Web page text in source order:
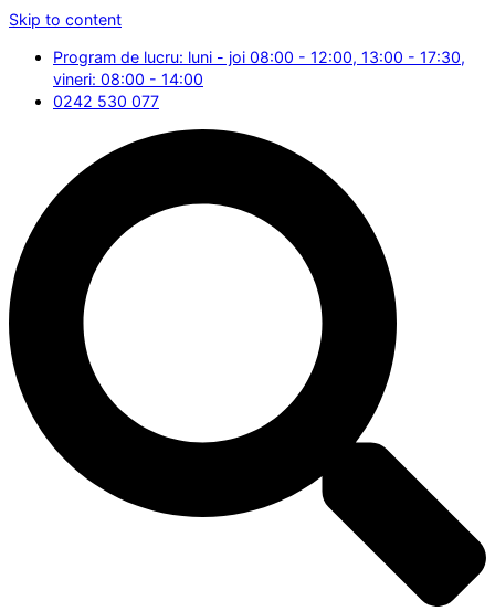
Skip to content
Program de lucru: luni - joi 08:00 - 12:00, 13:00 - 17:30,
vineri: 08:00 - 14:00
0242 530 077